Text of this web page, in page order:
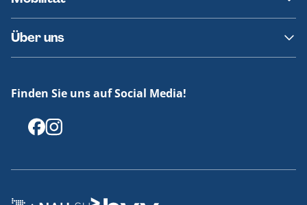
Fundsachen
Häufige Fragen
Barrierefreies Reisen
Erklärung Barrierefreiheit
Über uns
Offenlegungen
Finden Sie uns auf Social Media!